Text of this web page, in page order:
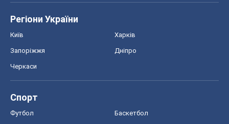
Регіони України
Київ Харків
Запоріжжя Дніпро
Черкаси
Спорт
Футбол Баскетбол